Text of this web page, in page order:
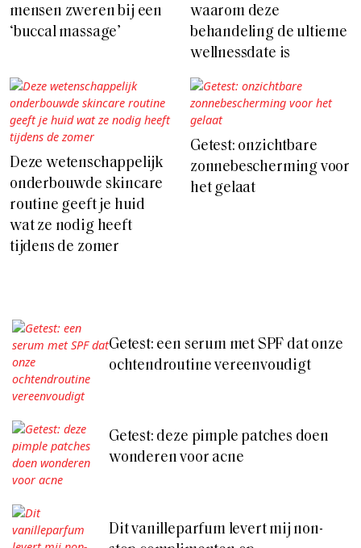
mensen zweren bij een
‘buccal massage’
waarom deze
behandeling de ultieme
wellnessdate is
Deze wetenschappelijk
onderbouwde skincare
routine geeft je huid
wat ze nodig heeft
tijdens de zomer
Getest: onzichtbare
zonnebescherming voor
het gelaat
Getest: een serum met SPF dat onze
ochtendroutine vereenvoudigt
Getest: deze pimple patches doen
wonderen voor acne
Dit vanilleparfum levert mij non-